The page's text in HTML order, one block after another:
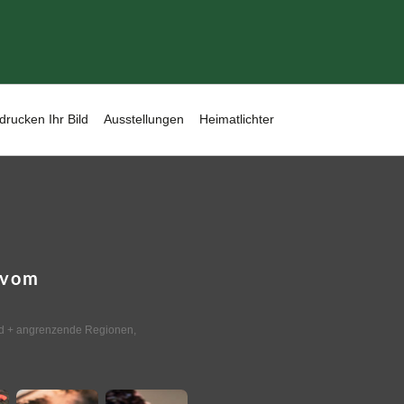
Ihr Bild Ausstellungen Heimatlichter
+ angrenzende Regionen,